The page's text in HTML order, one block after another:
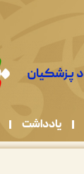
یادداشت